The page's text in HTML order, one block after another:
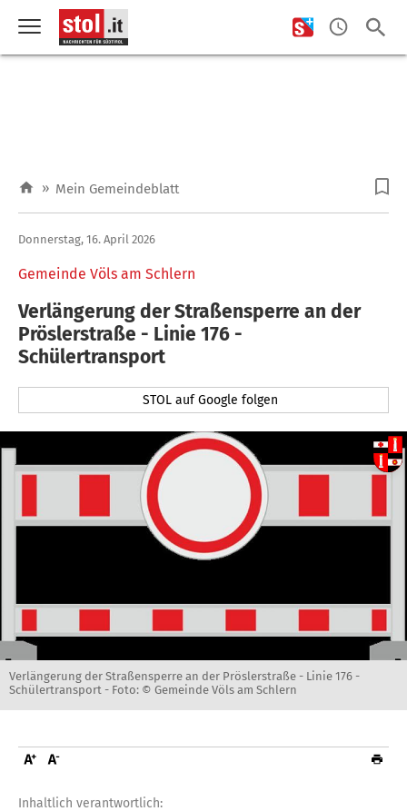
» Mein Gemeindeblatt
Gemeinde Völs am Schlern
Donnerstag, 16. April 2026
Verlängerung der Straßensperre an der
Pröslerstraße - Linie 176 -
Schülertransport
STOL auf Google folgen
Verlängerung der Straßensperre an der Pröslerstraße - Linie 176 -
Schülertransport - Foto: © Gemeinde Völs am Schlern
Inhaltlich verantwortlich: